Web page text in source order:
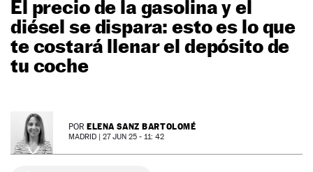
MOTOS
TECNOLOGÍA
SUPERCOCHES
MOTORTV
NEWSLETTER
El precio de la gasolina y el
diésel se dispara: esto es lo que
te costará llenar el depósito de
tu coche
POR ELENA SANZ BARTOLOMÉ
MADRID | 27 JUN 25 - 11: 42